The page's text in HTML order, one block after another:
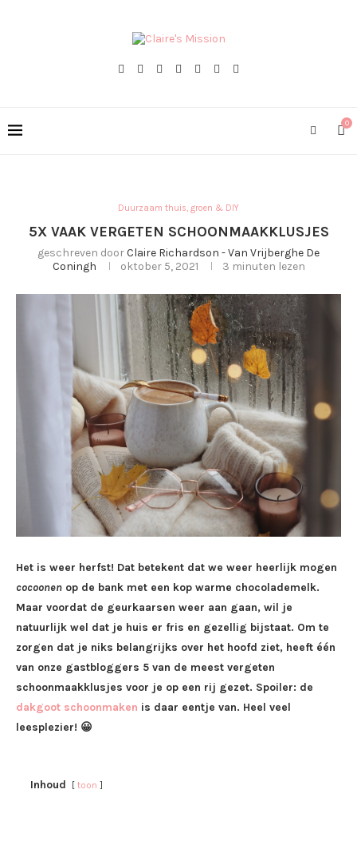
0
Duurzaam thuis, groen & DIY
5X VAAK VERGETEN SCHOONMAAKKLUSJES
geschreven doorClaire Richardson - Van Vrijberghe De
Coningh
oktober 5, 2021 3 minuten lezen
Het is weer herfst! Dat betekent dat we weer heerlijk mogen
cocoonen op de bank met een kop warme chocolademelk.
Maar voordat de geurkaarsen weer aan gaan, wil je
natuurlijk wel dat je huis er fris en gezellig bijstaat. Om te
zorgen dat je niks belangrijks over het hoofd ziet, heeft één
van onze gastbloggers 5 van de meest vergeten
schoonmaakklusjes voor je op een rij gezet. Spoiler: de
dakgoot schoonmaken is daar eentje van. Heel veel
leesplezier! 😀
Inhoud toon